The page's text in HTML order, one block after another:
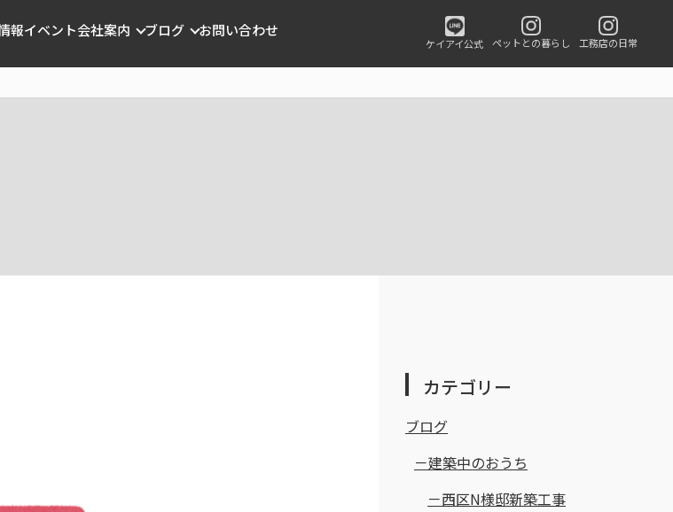
報イベント会社案内 ブログ お問い合わせ
ケイアイ公式 ペットとの暮らし 工務店の日常
カテゴリー
ブログ
建築中のおうち
西区N様邸新築工事